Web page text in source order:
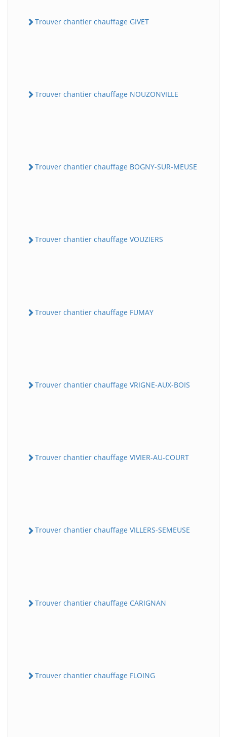
Trouver chantier chauffage GIVET
Trouver chantier chauffage NOUZONVILLE
Trouver chantier chauffage BOGNY-SUR-MEUSE
Trouver chantier chauffage VOUZIERS
Trouver chantier chauffage FUMAY
Trouver chantier chauffage VRIGNE-AUX-BOIS
Trouver chantier chauffage VIVIER-AU-COURT
Trouver chantier chauffage VILLERS-SEMEUSE
Trouver chantier chauffage CARIGNAN
Trouver chantier chauffage FLOING